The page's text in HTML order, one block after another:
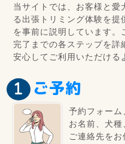
当サイトでは、お客様と愛
る出張トリミング体験を
を事前に説明しています。
完了までの各ステップを詳
安心してご利用いただける
ご予約
予約フォーム
お名前、犬種
ご連絡先をお